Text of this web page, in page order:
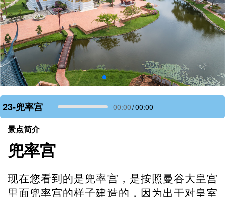
23-兜率宫 00:00/00:00
景点简介
兜率宫
现在您看到的是兜率宫，是按照曼谷大皇宫
里面兜率宫的样子建造的，因为出于对皇室